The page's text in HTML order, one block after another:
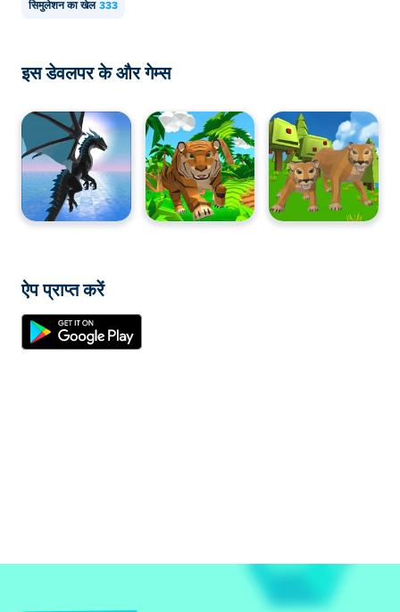
सिमुलेशन का खेल 333
इस डेवलपर के और गेम्स
ऐप प्राप्त करें